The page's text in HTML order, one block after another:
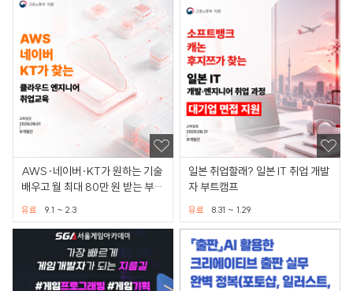
AWS·네이버·KT가 원하는 기술
배우고 월 최대 80만 원 받는 부트
캠프
9.1 ~ 2.3
유료
일본 취업할래? 일본 IT 취업 개발
자 부트캠프
8.31 ~ 1.29
유료